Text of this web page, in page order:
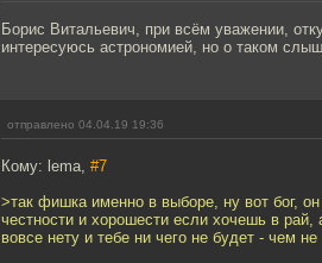
Борис Витальевич, при всём уважении,
интересуюсь астрономией, но о таком
отправлено 04.04.19 19:36
Кому: lema, #7
>так фишка именно в выборе, ну вот бог,
честности и хорошести если хочешь в
вовсе нету и тебе ни чего не будет - чем